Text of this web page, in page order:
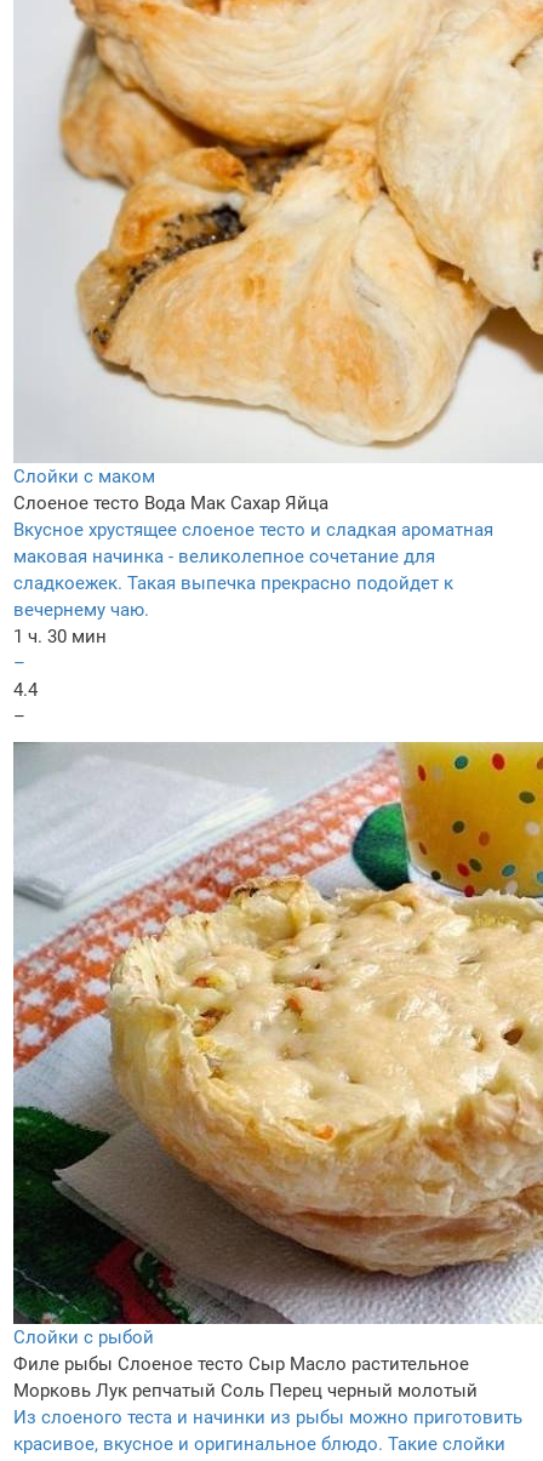
Слойки с маком
Слоеное тесто Вода Мак Сахар Яйца
Вкусное хрустящее слоеное тесто и сладкая ароматная
маковая начинка - великолепное сочетание для
сладкоежек. Такая выпечка прекрасно подойдет к
вечернему чаю.
1 ч. 30 мин
–
4.4
–
Слойки с рыбой
Филе рыбы Слоеное тесто Сыр Масло растительное
Морковь Лук репчатый Соль Перец черный молотый
Из слоеного теста и начинки из рыбы можно приготовить
красивое, вкусное и оригинальное блюдо. Такие слойки